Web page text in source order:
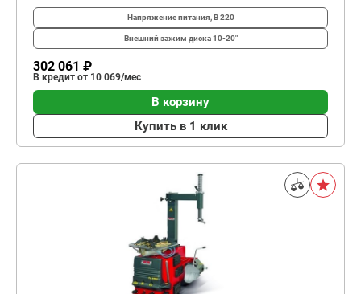
Напряжение питания, В220
Внешний зажим диска10-20"
302 061 ₽
В кредит от 10 069/мес
В корзину
Купить в 1 клик